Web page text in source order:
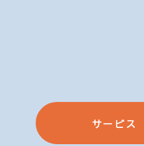
サービス
ご利用の流れ
アクセス
空き状況
お問い合わせ